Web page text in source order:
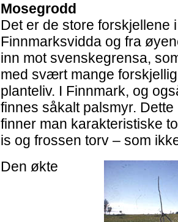
Mosegrodd
Det er de store forskjellene
Finnmarksvidda og fra
inn mot svenskegrensa,
med svært mange
planteliv. I Finnmark, og
finnes såkalt palsmyr.
finner man karakteristiske
is og frossen torv – som
Den økte